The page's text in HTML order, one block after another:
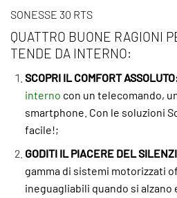
SONESSE 30 RTS
QUATTRO BUONE RAGIONI
TENDE DA INTERNO:
SCOPRI IL COMFORT
interno con un telecomando,
smartphone. Con le soluzioni
facile!;
GODITI IL PIACERE DEL
gamma di sistemi motorizzati
ineguagliabili quando si alzano